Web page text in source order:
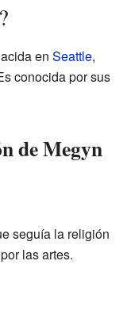
en Seattle,
conocida por sus
de Megyn
seguía la religión
las artes.